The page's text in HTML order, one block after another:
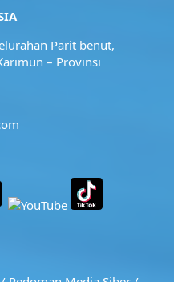
Parit benut,
– Provinsi